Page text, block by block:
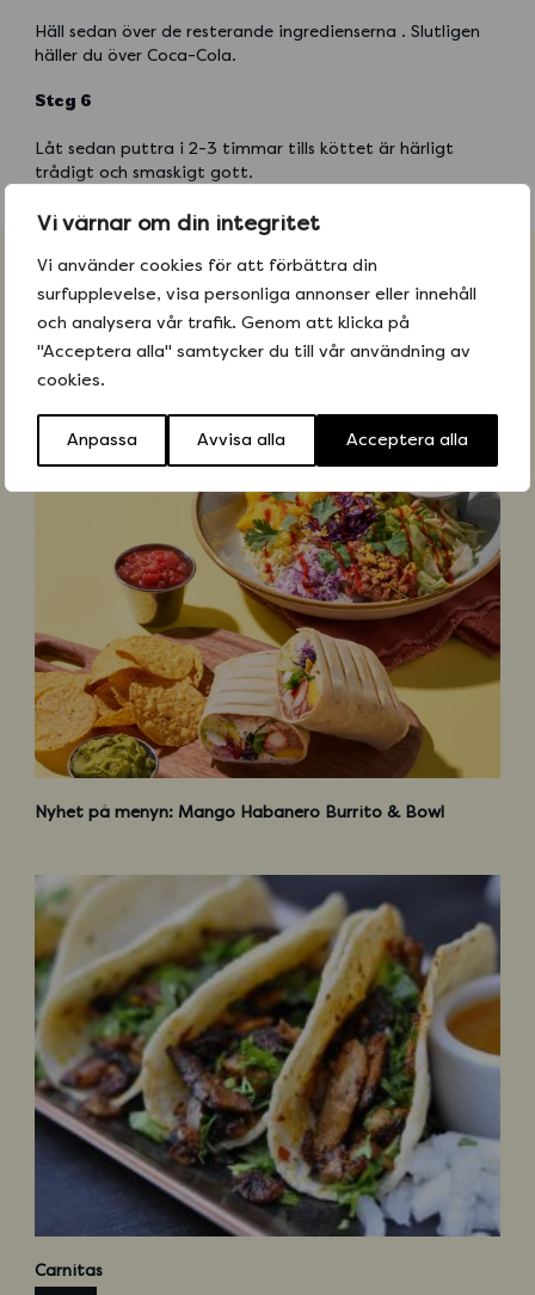
Vi värnar om din integritet
Vi använder cookies för att förbättra din
surfupplevelse, visa personliga annonser eller innehåll
och analysera vår trafik. Genom att klicka på
"Acceptera alla" samtycker du till vår användning av
cookies.
Anpassa Avvisa alla Acceptera alla
Häll sedan över de resterande ingredienserna . Slutligen
häller du över Coca-Cola.
Steg 6
Låt sedan puttra i 2-3 timmar tills köttet är härligt
trådigt och smaskigt gott.
Fler recept
Alla recept
eNyhet på menyn: Mango Habanero Burrito & Bowl
a
Carnitas